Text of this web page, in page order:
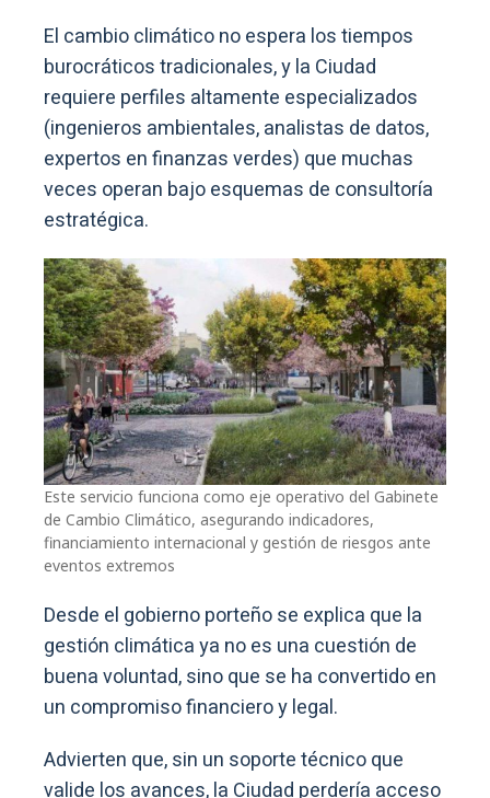
El cambio climático no espera los tiempos
burocráticos tradicionales, y la Ciudad
requiere perfiles altamente especializados
(ingenieros ambientales, analistas de datos,
expertos en finanzas verdes) que muchas
veces operan bajo esquemas de consultoría
estratégica.
Este servicio funciona como eje operativo del Gabinete
de Cambio Climático, asegurando indicadores,
financiamiento internacional y gestión de riesgos ante
eventos extremos
Desde el gobierno porteño se explica que la
gestión climática ya no es una cuestión de
buena voluntad, sino que se ha convertido en
un compromiso financiero y legal.
Advierten que, sin un soporte técnico que
valide los avances, la Ciudad perdería acceso